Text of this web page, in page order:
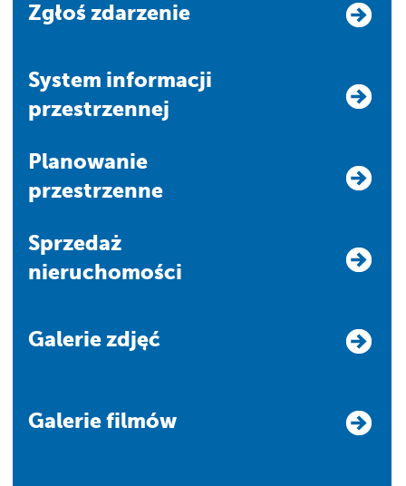
Zgłoś zdarzenie
system informacji
przestrzennej
Planowanie
przestrzenne
Sprzedaż
nieruchomości
Galerie zdjęć
Galerie filmów